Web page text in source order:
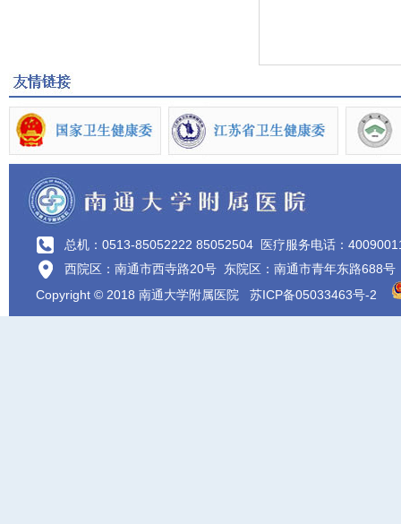
总机：0513-85052222 85052504 医疗服务电话：
西院区：南通市西寺路20号 东院区：南通市青年东路688号
Copyright © 2018 南通大学附属医院 苏ICP备05033463号-2